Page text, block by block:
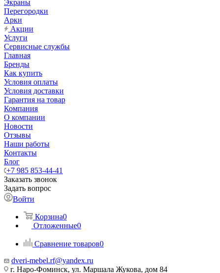
Экраны
Перегородки
Арки
Акции
Услуги
Сервисные службы
Главная
Бренды
Как купить
Условия оплаты
Условия доставки
Гарантия на товар
Компания
О компании
Новости
Отзывы
Наши работы
Контакты
Блог
+7 985 853-44-41
Заказать звонок
Задать вопрос
Войти
Корзина0
Отложенные0
Сравнение товаров0
dveri-mebel.rf@yandex.ru
г. Наро-Фоминск, ул. Маршала Жукова, дом 84